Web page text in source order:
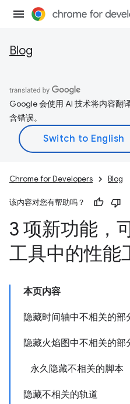
Blog
Google 会使用 AI 技术将内容翻
含错误。
Chrome for Developers Blog
该内容对您有帮助吗？
3 项新功能，
工具中的性能
本页内容
隐藏时间轴中不相关的部
隐藏火焰图中不相关的部
永久隐藏不相关的脚本
隐藏不相关的轨道